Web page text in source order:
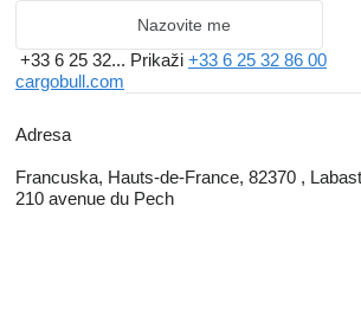
Nazovite me
+33 6 25 32... Prikaži +33 6 25 32 86 00
cargobull.com
Adresa
Francuska, Hauts-de-France, 82370 ,
210 avenue du Pech